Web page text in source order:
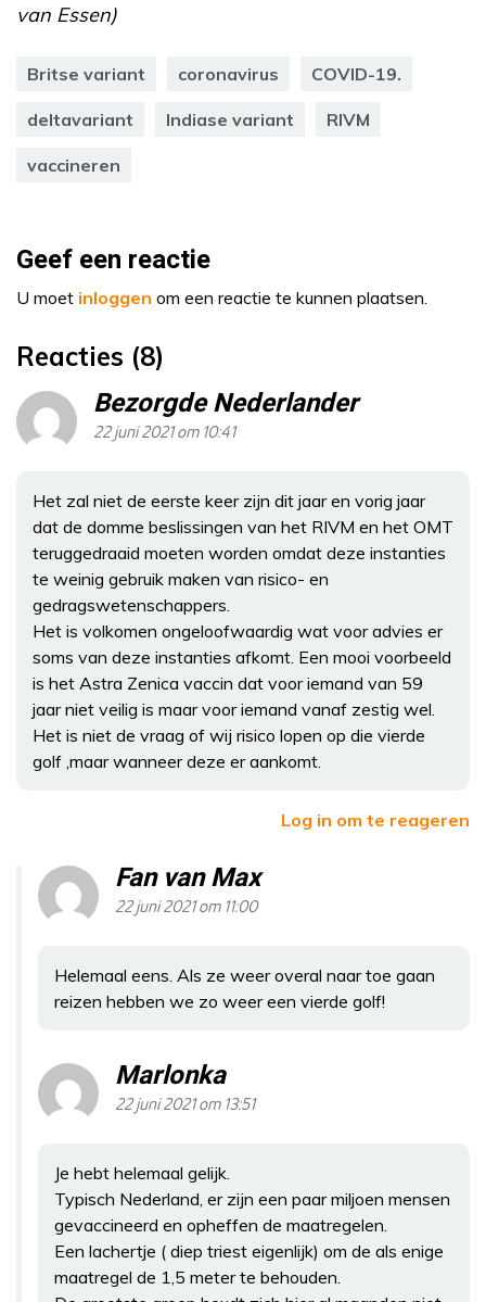
van Essen)
Britse variant coronavirus COVID-19.
deltavariant Indiase variant RIVM
vaccineren
Geef een reactie
U moet inloggen om een reactie te kunnen plaatsen.
Reacties (8)
Bezorgde Nederlander
22 juni 2021 om 10:41
Het zal niet de eerste keer zijn dit jaar en vorig jaar
dat de domme beslissingen van het RIVM en het OMT
teruggedraaid moeten worden omdat deze instanties
te weinig gebruik maken van risico- en
gedragswetenschappers.
Het is volkomen ongeloofwaardig wat voor advies er
soms van deze instanties afkomt. Een mooi voorbeeld
is het Astra Zenica vaccin dat voor iemand van 59
jaar niet veilig is maar voor iemand vanaf zestig wel.
Het is niet de vraag of wij risico lopen op die vierde
golf ,maar wanneer deze er aankomt.
Log in om te reageren
Fan van Max
22 juni 2021 om 11:00
Helemaal eens. Als ze weer overal naar toe gaan
reizen hebben we zo weer een vierde golf!
Marlonka
22 juni 2021 om 13:51
Je hebt helemaal gelijk.
Typisch Nederland, er zijn een paar miljoen mensen
gevaccineerd en opheffen de maatregelen.
Een lachertje ( diep triest eigenlijk) om de als enige
maatregel de 1,5 meter te behouden.